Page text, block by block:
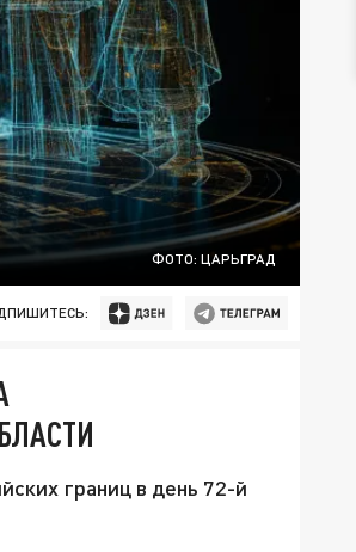
ФОТО: ЦАРЬГРАД
границ в день 72-й